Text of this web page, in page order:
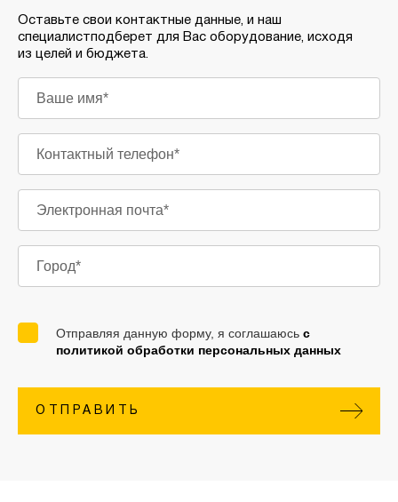
Оставьте свои контактные данные, и наш
специалистподберет для Вас оборудование, исходя
из целей и бюджета.
Отправляя данную форму, я соглашаюсь с
политикой обработки персональных данных
ОТПРАВИТЬ